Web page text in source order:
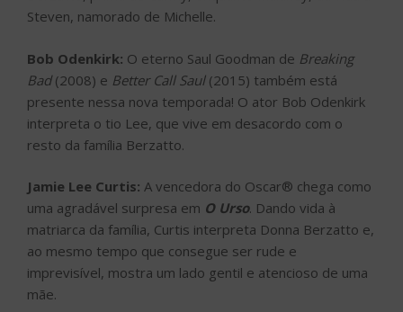
Steven, namorado de Michelle.
Bob Odenkirk: O eterno Saul Goodman de Breaking
Bad(2008) e Better Call Saul(2015) também está
presente nessa nova temporada! O ator Bob Odenkirk
interpreta o tio Lee, que vive em desacordo com o
resto da família Berzatto.
Jamie Lee Curtis: A vencedora do Oscar® chega como
uma agradável surpresa em O Urso. Dando vida à
matriarca da família, Curtis interpreta Donna Berzatto e,
ao mesmo tempo que consegue ser rude e
imprevisível, mostra um lado gentil e atencioso de uma
mãe.